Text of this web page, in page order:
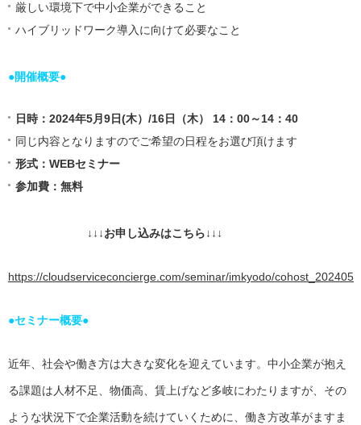
厳しい環境下で中小企業ができること
ハイブリッドワーク導入に向けて必要なこと
●開催概要●
日時：2024年5月9日(木）/16日（木） 14：00～14：40
同じ内容となりますのでご希望の日程をお選び頂けます
形式：WEBセミナー
参加費：無料
↓↓↓お申し込みはこちら↓↓↓
https://cloudserviceconcierge.com/seminar/imkyodo/cohost_202405
●セミナー概要●
近年、社会や働き方は大きな変化を迎えています。中小企業が抱え
る課題は人材不足、物価高、賃上げなど多岐にわたりますが、その
ような状況下で企業活動を続けていくために、働き方改革がますま